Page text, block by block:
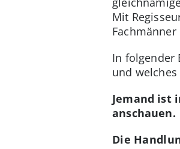
Mit
In folgender
und
Jemand ist
anschauen.
Die